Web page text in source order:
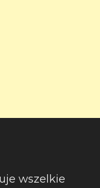
wszelkie